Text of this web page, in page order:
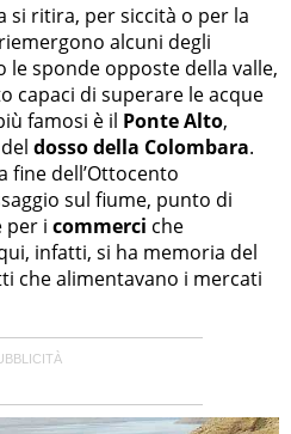
si ritira, per siccità o per la
alcuni degli
le sponde opposte della valle,
capaci di superare le acque
famosi è il Ponte Alto,
dosso della Colombara.
fine dell’Ottocento
sul fiume, punto di
per i commerci che
infatti, si ha memoria del
che alimentavano i mercati